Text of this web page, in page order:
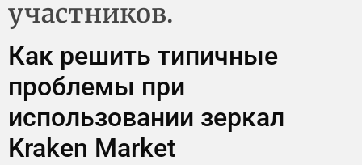
участников.
Как решить типичные
проблемы при
использовании зеркал
Kraken Market